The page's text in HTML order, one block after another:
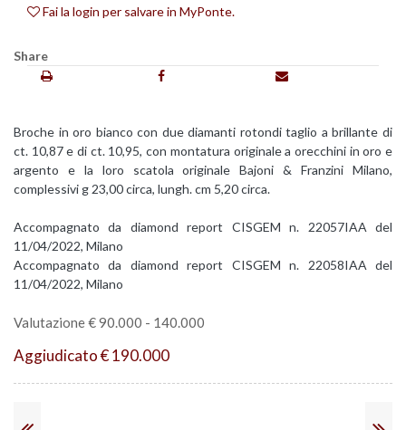
Fai la login per salvare in MyPonte.
Share
Broche in oro bianco con due diamanti rotondi taglio a brillante di
ct. 10,87 e di ct. 10,95, con montatura originale a orecchini in oro e
argento e la loro scatola originale Bajoni & Franzini Milano,
complessivi g 23,00 circa, lungh. cm 5,20 circa.
Accompagnato da diamond report CISGEM n. 22057IAA del
11/04/2022, Milano
Accompagnato da diamond report CISGEM n. 22058IAA del
11/04/2022, Milano
Valutazione € 90.000 - 140.000
Aggiudicato € 190.000